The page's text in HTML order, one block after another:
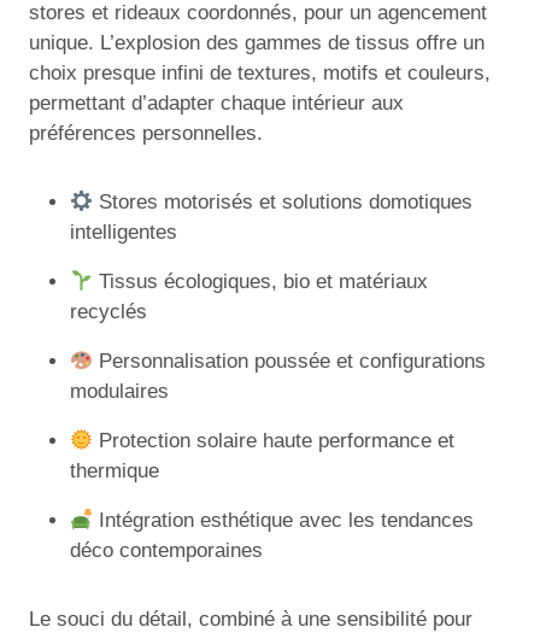
stores et rideaux coordonnés, pour un agencement
unique. L’explosion des gammes de tissus offre un
choix presque infini de textures, motifs et couleurs,
permettant d’adapter chaque intérieur aux
préférences personnelles.
Stores motorisés et solutions domotiques
intelligentes
Tissus écologiques, bio et matériaux
recyclés
Personnalisation poussée et configurations
modulaires
Protection solaire haute performance et
thermique
Intégration esthétique avec les tendances
déco contemporaines
Le souci du détail, combiné à une sensibilité pour